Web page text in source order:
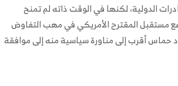
الدولية، لكنها في الوقت ذاته لم تمنح
مستقبل المقترح الأمريكي في مهب التفاوض
حماس أقرب إلى مناورة سياسية منه إلى موافقة